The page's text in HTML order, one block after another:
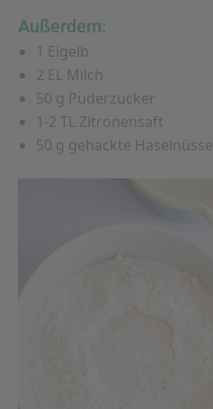
Außerdem:
1 Eigelb
2 EL Milch
50 g Puderzucker
1-2 TL Zitronensaft
50 g gehackte Haselnüsse